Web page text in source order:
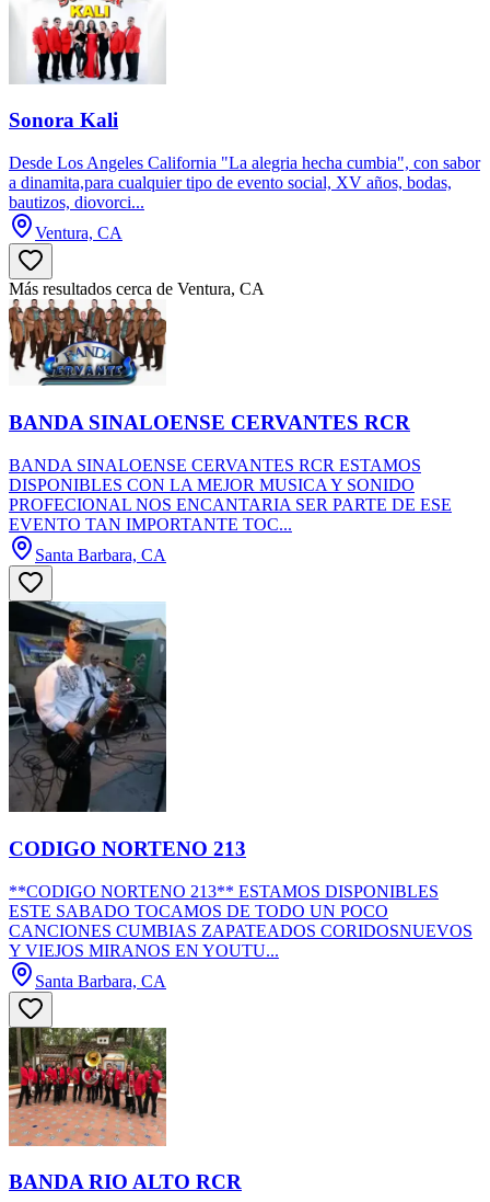
Sonora Kali
Desde Los Angeles California "La alegria hecha cumbia", con sabor
a dinamita,para cualquier tipo de evento social, XV años, bodas,
bautizos, diovorci...
Ventura, CA
Más resultados cerca de Ventura, CA
BANDA SINALOENSE CERVANTES RCR
BANDA SINALOENSE CERVANTES RCR ESTAMOS
DISPONIBLES CON LA MEJOR MUSICA Y SONIDO
PROFECIONAL NOS ENCANTARIA SER PARTE DE ESE
EVENTO TAN IMPORTANTE TOC...
Santa Barbara, CA
CODIGO NORTENO 213
**CODIGO NORTENO 213** ESTAMOS DISPONIBLES
ESTE SABADO TOCAMOS DE TODO UN POCO
CANCIONES CUMBIAS ZAPATEADOS CORIDOSNUEVOS
Y VIEJOS MIRANOS EN YOUTU...
Santa Barbara, CA
BANDA RIO ALTO RCR